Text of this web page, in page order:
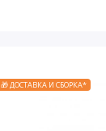
🎁 ДОСТАВКА И СБОРКА*